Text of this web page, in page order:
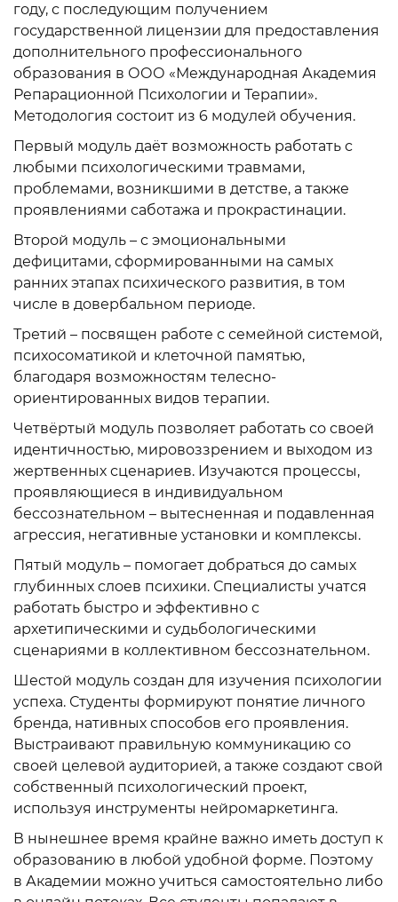
году, с последующим получением
государственной лицензии для предоставления
дополнительного профессионального
образования в ООО «Международная Академия
Репарационной Психологии и Терапии».
Методология состоит из 6 модулей обучения.
Первый модуль даёт возможность работать с
любыми психологическими травмами,
проблемами, возникшими в детстве, а также
проявлениями саботажа и прокрастинации.
Второй модуль – с эмоциональными
дефицитами, сформированными на самых
ранних этапах психического развития, в том
числе в довербальном периоде.
Третий – посвящен работе с семейной системой,
психосоматикой и клеточной памятью,
благодаря возможностям телесно-
ориентированных видов терапии.
Четвёртый модуль позволяет работать со своей
идентичностью, мировоззрением и выходом из
жертвенных сценариев. Изучаются процессы,
проявляющиеся в индивидуальном
бессознательном – вытесненная и подавленная
агрессия, негативные установки и комплексы.
Пятый модуль – помогает добраться до самых
глубинных слоев психики. Специалисты учатся
работать быстро и эффективно с
архетипическими и судьбологическими
сценариями в коллективном бессознательном.
Шестой модуль создан для изучения психологии
успеха. Студенты формируют понятие личного
бренда, нативных способов его проявления.
Выстраивают правильную коммуникацию со
своей целевой аудиторией, а также создают свой
собственный психологический проект,
используя инструменты нейромаркетинга.
В нынешнее время крайне важно иметь доступ к
образованию в любой удобной форме. Поэтому
в Академии можно учиться самостоятельно либо